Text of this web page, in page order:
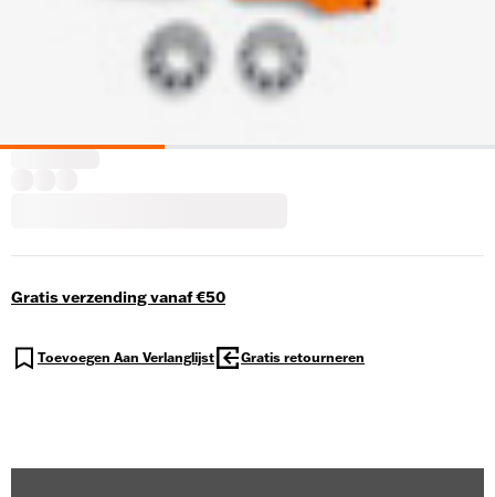
Gratis verzending vanaf €50
Toevoegen Aan Verlanglijst Gratis retourneren